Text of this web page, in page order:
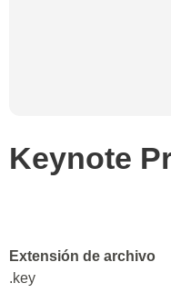
Keynote
Extensión de archivo
.key